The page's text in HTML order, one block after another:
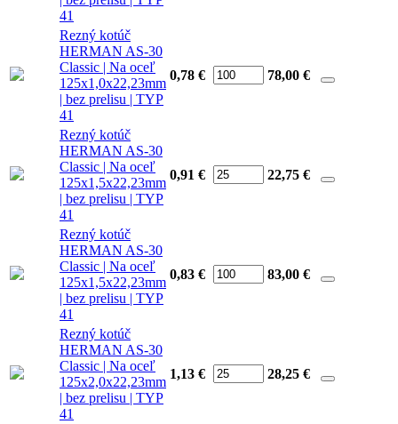
41
Rezný kotúč
HERMAN AS-30
Classic | Na oceľ
125x1,0x22,23mm
| bez prelisu | TYP
41
0,78 € 78,00 €
Rezný kotúč
HERMAN AS-30
Classic | Na oceľ
125x1,5x22,23mm
| bez prelisu | TYP
41
0,91 € 22,75 €
Rezný kotúč
HERMAN AS-30
Classic | Na oceľ
125x1,5x22,23mm
| bez prelisu | TYP
41
0,83 € 83,00 €
Rezný kotúč
HERMAN AS-30
Classic | Na oceľ
125x2,0x22,23mm
| bez prelisu | TYP
41
1,13 € 28,25 €